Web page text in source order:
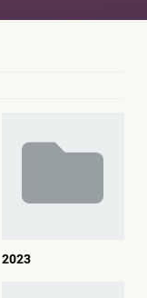
2023